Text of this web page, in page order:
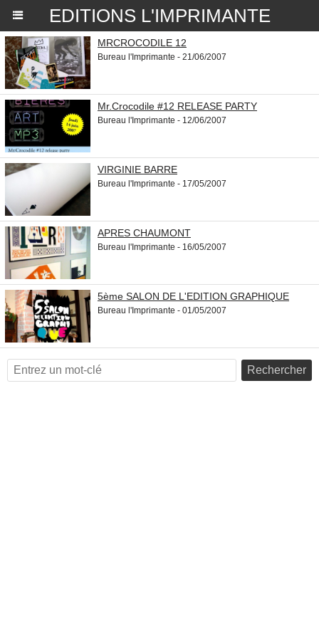
EDITIONS L'IMPRIMANTE
MRCROCODILE 12
Bureau l'Imprimante - 21/06/2007
Mr.Crocodile #12 RELEASE PARTY
Bureau l'Imprimante - 12/06/2007
VIRGINIE BARRE
Bureau l'Imprimante - 17/05/2007
APRES CHAUMONT
Bureau l'Imprimante - 16/05/2007
5ème SALON DE L'EDITION GRAPHIQUE
Bureau l'Imprimante - 01/05/2007
Rechercher